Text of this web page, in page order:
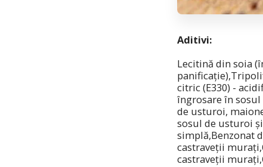
Aditivi:
Lecitină din soia
citric (E330) -
îngrosare în sosul
de usturoi,
sosul de usturoi
simplă,Benzonat
castraveții
castraveții